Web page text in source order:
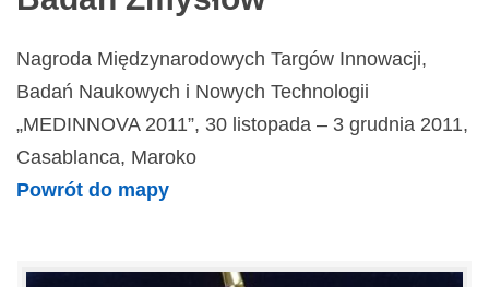
Nagroda Międzynarodowych Targów Innowacji,
Badań Naukowych i Nowych Technologii
„MEDINNOVA 2011”, 30 listopada – 3 grudnia 2011,
Casablanca, Maroko
Powrót do mapy